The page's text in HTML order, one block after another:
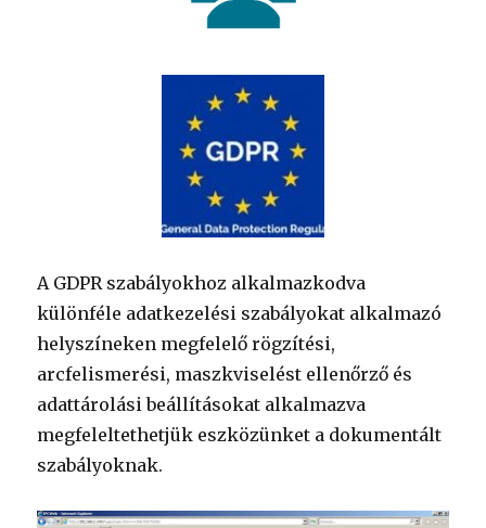
A GDPR szabályokhoz alkalmazkodva
különféle adatkezelési szabályokat alkalmazó
helyszíneken megfelelő rögzítési,
arcfelismerési, maszkviselést ellenőrző és
adattárolási beállításokat alkalmazva
megfeleltethetjük eszközünket a dokumentált
szabályoknak.